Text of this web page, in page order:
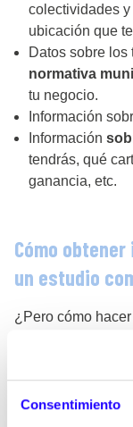
Consentimiento
colectividades
ubicación que
Datos sobre los
normativa
tu negocio.
Información
Información
tendrás, qué
ganancia, etc.
Cómo
un estudio
¿Pero cómo
inviertes más
que lo hagan de
sea barato. Si no